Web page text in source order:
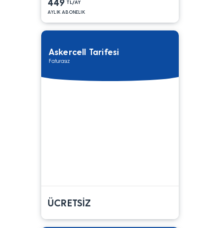
TL/AY
AYLIK ABONELIK
Askercell Tarifesi
Faturasız
ÜCRETSİZ